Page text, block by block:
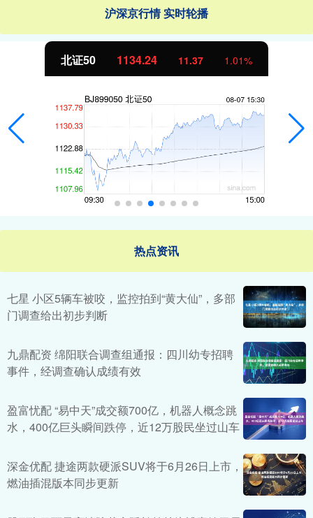
沪深京行情 实时轮播
北证50 1134.24 11.37 1.01%
热点资讯
七星 小区5辆车被咬，监控拍到“黄大仙”，多部
门调查给出初步判断
九鼎配资 绵阳联合调查组通报：四川幼专招聘
事件，经调查确认成绩有效
盈富忧配 “易中天”成交额700亿，机器人概念跳
水，400亿巨头瞬间跌停，近12万股民坐过山车
深金优配 捷途两款硬派SUV将于6月26日上市，
燃油插混版本同步更新